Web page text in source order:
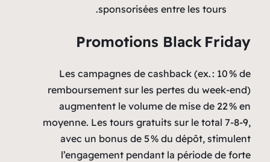
sponsorisées entre les tours.
Promotions Black Friday
Les campagnes de cashback (ex. : 10 % de
remboursement sur les pertes du week‑end)
augmentent le volume de mise de 22 % en
moyenne. Les tours gratuits sur le total 7‑8‑9,
avec un bonus de 5 % du dépôt, stimulent
l’engagement pendant la période de forte